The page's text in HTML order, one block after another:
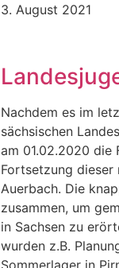
3. August 2021
Nachdem es im
sächsischen
am 01.02.2020 die
Fortsetzung dieser
Auerbach. Die
zusammen, um
in Sachsen zu
wurden z.B.
Sommerlager in